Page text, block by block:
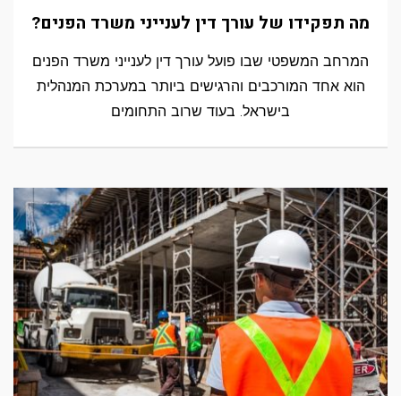
מה תפקידו של עורך דין לענייני משרד הפנים?
המרחב המשפטי שבו פועל עורך דין לענייני משרד הפנים
הוא אחד המורכבים והרגישים ביותר במערכת המנהלית
בישראל. בעוד שרוב התחומים